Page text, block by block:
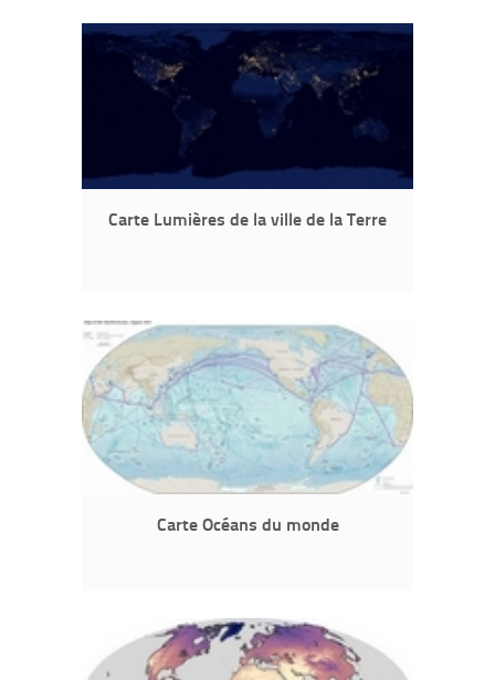
Carte Lumières de la ville de la Terre
Carte Océans du monde